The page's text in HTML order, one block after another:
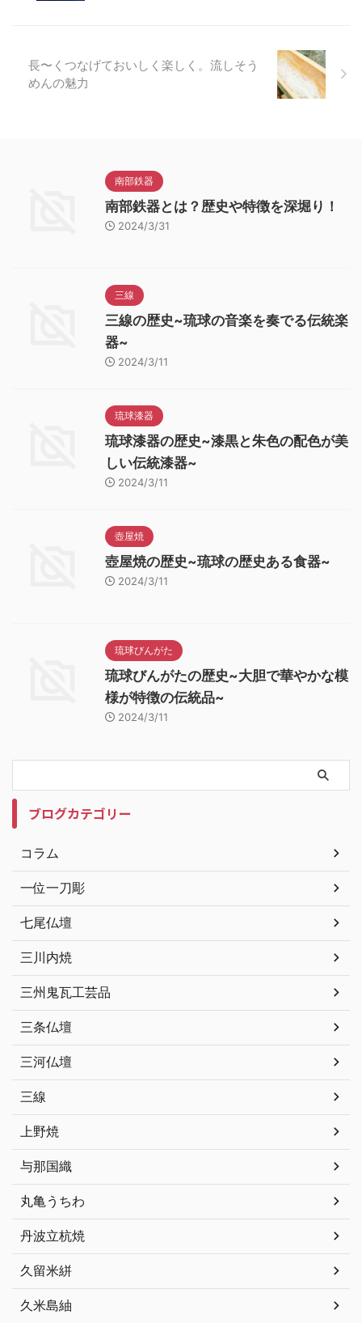
長〜くつなげておいしく楽しく。流しそう
めんの魅力
南部鉄器
南部鉄器とは？歴史や特徴を深堀り！
2024/3/31
三線
三線の歴史~琉球の音楽を奏でる伝統楽
器~
2024/3/11
琉球漆器
琉球漆器の歴史~漆黒と朱色の配色が美
しい伝統漆器~
2024/3/11
壺屋焼
壺屋焼の歴史~琉球の歴史ある食器~
2024/3/11
琉球びんがた
琉球びんがたの歴史~大胆で華やかな模
様が特徴の伝統品~
2024/3/11
ブログカテゴリー
コラム
一位一刀彫
七尾仏壇
三川内焼
三州鬼瓦工芸品
三条仏壇
三河仏壇
三線
上野焼
与那国織
丸亀うちわ
丹波立杭焼
久留米絣
久米島紬